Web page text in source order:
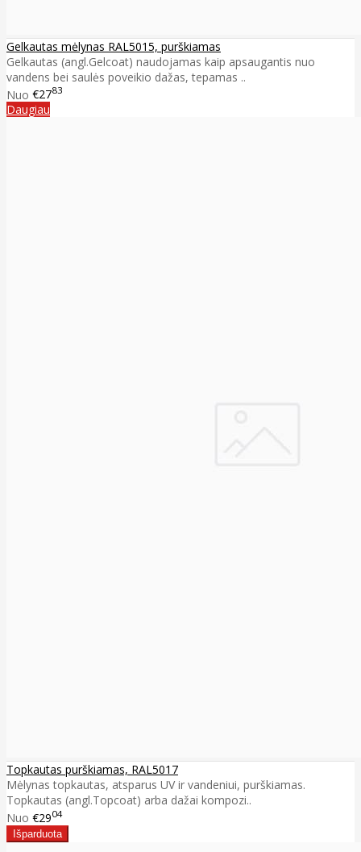
Gelkautas mėlynas RAL5015, purškiamas
Gelkautas (angl.Gelcoat) naudojamas kaip apsaugantis nuo
vandens bei saulės poveikio dažas, tepamas ..
Nuo €2783
Daugiau
Topkautas purškiamas, RAL5017
Mėlynas topkautas, atsparus UV ir vandeniui, purškiamas.
Topkautas (angl.Topcoat) arba dažai kompozi..
Nuo €2904